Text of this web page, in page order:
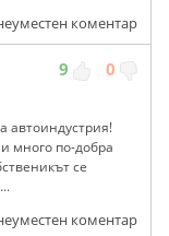
коментар
9 0
автоиндустрия!
много по-добра
се
коментар